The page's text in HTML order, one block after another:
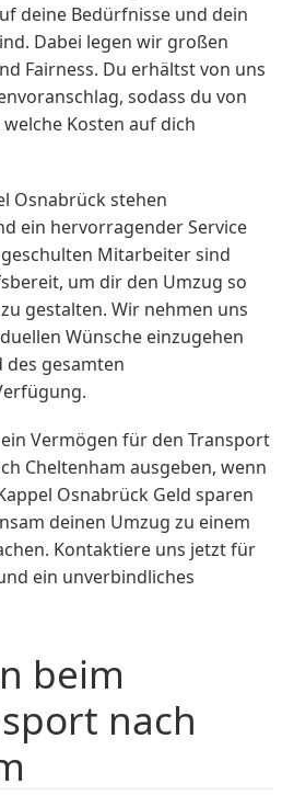
deine Bedürfnisse und dein
Dabei legen wir großen
Fairness. Du erhältst von uns
sodass du von
Kosten auf dich
Osnabrück stehen
ein hervorragender Service
Mitarbeiter sind
um dir den Umzug so
gestalten. Wir nehmen uns
Wünsche einzugehen
gesamten
Vermögen für den Transport
Cheltenham ausgeben, wenn
Osnabrück Geld sparen
deinen Umzug zu einem
Kontaktiere uns jetzt für
ein unverbindliches
beim
nach